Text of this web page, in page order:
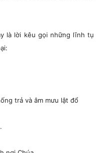
lời kêu gọi những lĩnh tụ
trả và âm mưu lật đổ